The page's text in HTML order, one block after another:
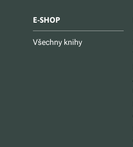
E-SHOP
Všechny knihy